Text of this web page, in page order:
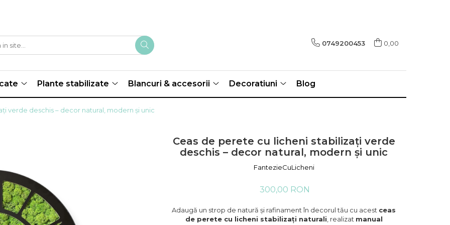
0749200453 0,00
Plante stabilizate Blancuri & accesorii Decoratiuni Blog
verde deschis – decor natural, modern și unic
Ceas de perete cu licheni stabilizați verde
deschis – decor natural, modern și unic
FantezieCuLicheni
300,00 RON
Adaugă un strop de natură și rafinament în decorul tău cu acest ceas
de perete cu licheni stabilizați naturali , realizat manual